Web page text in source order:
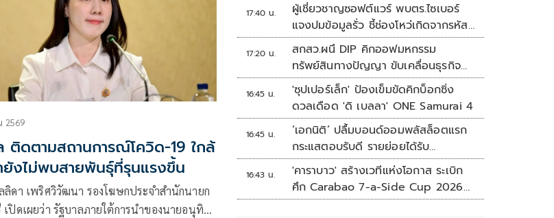
2569
ติดตามสถานการณ์โควิด-19 ใกล้
งไม่พบสายพันธุ์ที่รุนแรงขึ้น
ลิดา เพริศวิวัฒนา รองโฆษกประจำสำนักนายก
เปิดเผยว่า รัฐบาลภายใต้การนำของนายอนุทิน
17:40 น.
ผู้เชี่ยวชาญซอฟต์แวร์ พบตร.ไซเบอร์
แจงปมข้อมูลรั่ว ชี้ช่องโหว่เกิดจากรหัส
ผ่านจนท.หลุด ไม่ใช่ถูกแฮกระบบ
17:20 น.
สกสว.ผนึ DIP คิกออฟมหกรรม
ทรัพย์สินทางปัญญา ขับเคลื่อนธุรกิจ
ไทยสู่อนาคต
16:45 น.
'ซุปเปอร์เล็ก' ป้องเข็มขัดคิกบ็อกซิ่ง
ดวลเดือด 'ดิ เบลลา' ONE Samurai 4
16:45 น.
‘เอกนิติ’ ปลื้มบอนด์ออมพลัสล็อตแรก
กระแสตอบรับดี รายย่อยได้รับ
จัดสรร2.2หมื่นคน เปิดจองรอบใหม่
ก.ย.นี้
16:43 น.
'คาราบาว' สร้างเวทีแห่งโอกาส ระเบิก
ศึก Carabao 7-a-Side Cup 2026
หาแชมป์ดูบอลที่เวมบลีย์